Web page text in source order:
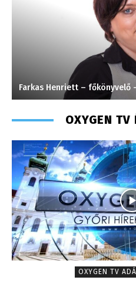
Farkas Henriett – főkönyvelő
OXYGEN TV
OXYGEN TV